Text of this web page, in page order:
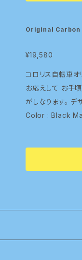
Original Carbon
¥19,580
コロリス自転車オリジナルのカーボンサド
お応えして お手
がしなります。 デ
Color : Black